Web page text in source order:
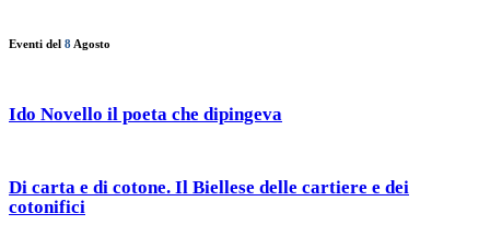
Eventi del 8 Agosto
Ido Novello il poeta che dipingeva
Di carta e di cotone. Il Biellese delle cartiere e dei
cotonifici